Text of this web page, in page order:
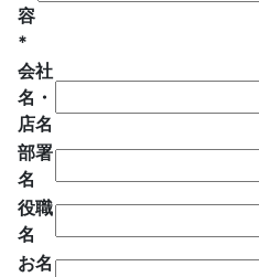
容
*
会社
名・
店名
部署
名
役職
名
お名